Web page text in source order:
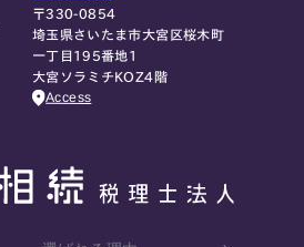
〒330-0854
埼玉県さいたま市大宮区桜木町
一丁目195番地1
大宮ソラミチKOZ4階
Access